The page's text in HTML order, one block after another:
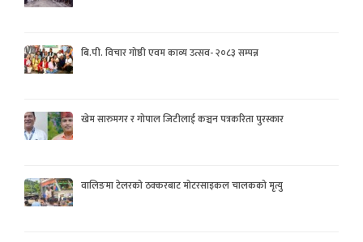
बि.पी. विचार गोष्ठी एवम काव्य उत्सव- २०८३ सम्पन्न
खेम सारुमगर र गोपाल जिटीलाई कञ्चन पत्रकरिता पुरस्कार
वालिङमा टेलरको ठक्करबाट मोटरसाइकल चालकको मृत्यु